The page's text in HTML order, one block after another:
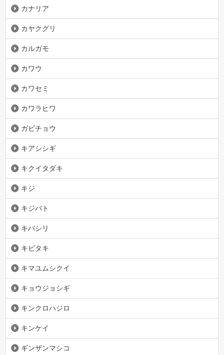
カナリア
カヤクグリ
カルガモ
カワウ
カワセミ
カワラヒワ
ガビチョウ
キアシシギ
キクイタダキ
キジ
キジバト
キバシリ
キビタキ
キマユムシクイ
キョウジョシギ
キンクロハジロ
キンケイ
ギンザンマシコ